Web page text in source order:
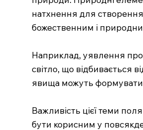
натхнення для створення
божественним і
Наприклад, уявлення
світло, що відбивається
явища можуть формувати
Важливість цієї теми
бути корисним у